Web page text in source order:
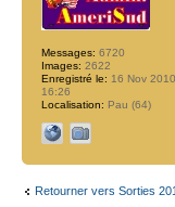
Messages: 6720
Images: 2622
Enregistré le: 16 Nov 2010,
16:26
Localisation: Pau (64)
Retourner vers Sorties